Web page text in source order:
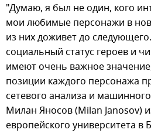
"Думаю, я был не один, кого
мои любимые персонажи в
из них доживет до
социальный статус героев и
имеют очень важное
позиции каждого персонажа
сетевого анализа и
Милан Яносов (Milan Janosov)
европейского университета в